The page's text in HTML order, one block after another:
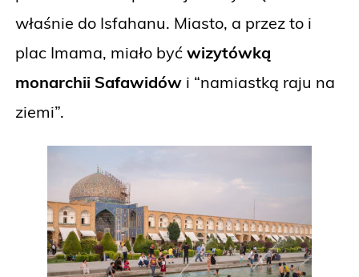
właśnie do Isfahanu. Miasto, a przez to i
plac Imama, miało być wizytówką
monarchii Safawidów i “namiastką raju na
ziemi”.